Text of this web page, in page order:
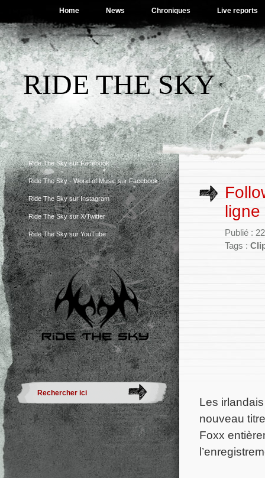
Home News Chroniques Live reports
RIDE THE SKY
Ride The Sky sur Facebook
Ride The Sky - World of Music sur Facebook
Ride The Sky sur Instagram
Ride The Sky sur X/Twitter
Ride The Sky sur YouTube
ligne
Publié :
Tags :
Les
nouveau
Foxx